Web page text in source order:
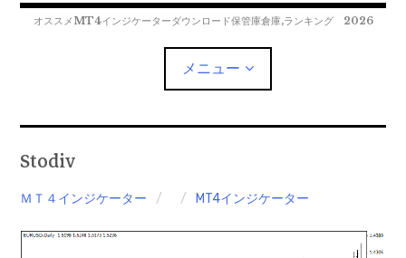
オススメMT4インジケーターダウンロード保管庫倉庫,ランキング 2026
メニュー
MT4EAﾀﾞｳﾝﾛｰﾄﾞ
MT5EAﾀﾞｳﾝﾛｰﾄﾞ
MT5インジケーター
Stodiv
ＭＴ４インジケーター MT4インジケーター